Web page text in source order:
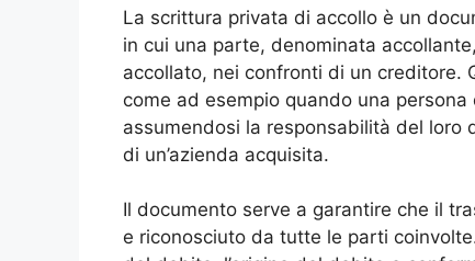
La scrittura privata di accollo è un
in cui una parte, denominata
accollato, nei confronti di un creditore.
come ad esempio quando una
assumendosi la responsabilità del loro
di un’azienda acquisita.
Il documento serve a garantire che il
e riconosciuto da tutte le parti